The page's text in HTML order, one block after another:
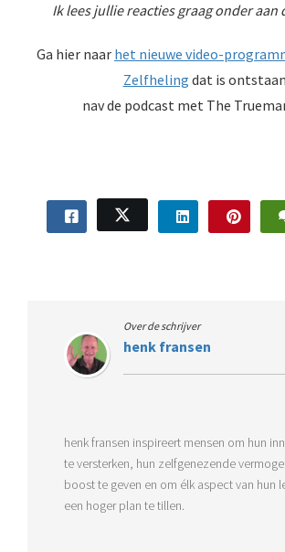
Ik lees jullie reacties graag onder aan
Ga hier naar het nieuwe video-
Zelfheling dat is ontstaan
nav de podcast met The
Over de schrijver
henk fransen
henk fransen inspireert mensen om hun
te versterken, hun zelfgenezende
boost te geven en om élk aspect van hun
een hoger plan te tillen.